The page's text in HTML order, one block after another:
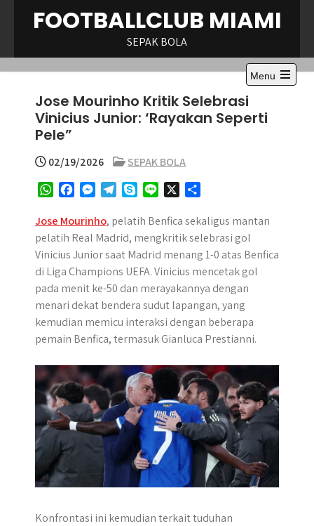
FOOTBALLCLUB MIAMI
SEPAK BOLA
Menu
Open
Jose Mourinho Kritik Selebrasi
Vinicius Junior: ‘Rayakan Seperti
Pele”
02/19/2026
SEPAK BOLA
W
a
t
s
A
p
c
e
b
o
s
s
e
n
g
r
l
e
g
r
a
y
p
e
n
e
a
r
e
Jose Mourinho, pelatih Benfica sekaligus mantan
pelatih Real Madrid, mengkritik selebrasi gol
Vinicius Junior saat Madrid menang 1-0 atas Benfica
di Liga Champions UEFA. Vinicius mencetak gol
pada menit ke-50 dan merayakannya dengan
menari dekat bendera sudut lapangan, yang
kemudian memicu interaksi dengan beberapa
pemain Benfica, termasuk Gianluca Prestianni.
Konfrontasi ini kemudian terkait tuduhan